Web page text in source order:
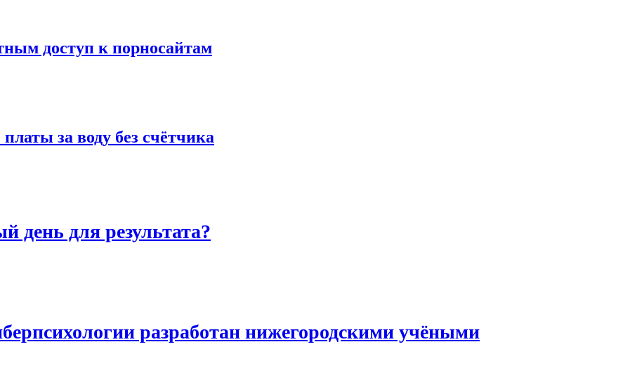
доступ к порносайтам
за воду без счётчика
день для результата?
разработан нижегородскими учёными